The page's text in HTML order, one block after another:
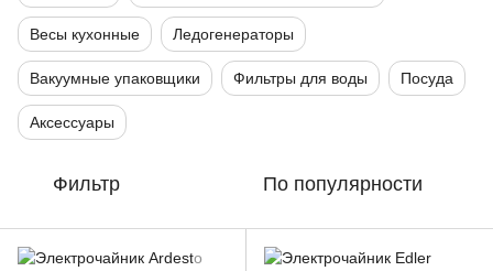
Весы кухонные Ледогенераторы
Вакуумные упаковщики Фильтры для воды Посуда
Аксессуары
Фильтр По популярности